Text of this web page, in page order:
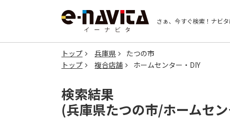
さぁ、今すぐ検索！ ナビ
トップ 兵庫県
たつの市
トップ
複合店舗 ホームセンター・DIY
検索結果
(兵庫県たつの市/ホームセ